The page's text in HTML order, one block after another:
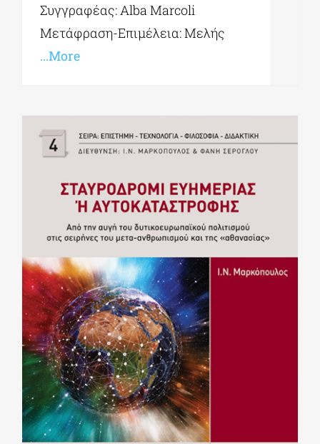
Συγγραφέας: Alba Marcoli
Μετάφραση-Επιμέλεια: Μελής
...More